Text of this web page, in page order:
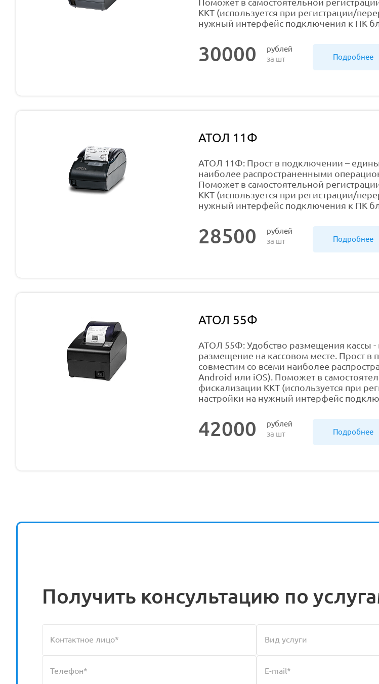
Поможет в самостоятельной
ККТ (используется при регистрации/
нужный интерфейс подключения к ПК
30000
рублей
за шт
Подробнее
АТОЛ 11Ф
АТОЛ 11Ф: Прост в подключении –
наиболее распространенными
Поможет в самостоятельной
ККТ (используется при регистрации/
нужный интерфейс подключения к ПК
28500
рублей
за шт
Подробнее
АТОЛ 55Ф
АТОЛ 55Ф: Удобство размещения кассы
размещение на кассовом месте. Прост
совместим со всеми наиболее
Android или iOS). Поможет в
фискализации ККТ (используется при
настройки на нужный интерфейс
42000
рублей
за шт
Подробнее
Получить консультацию по